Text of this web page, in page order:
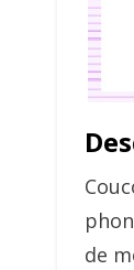
de